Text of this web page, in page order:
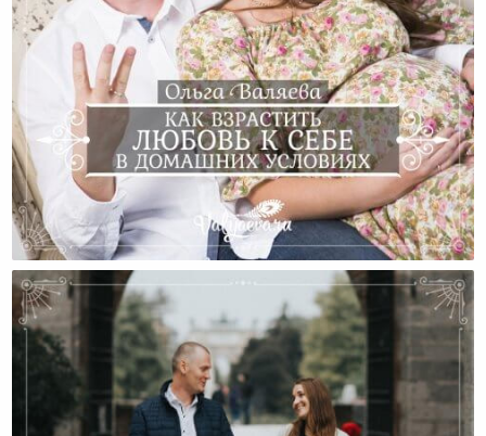
Как Взрастить Любовь К Себе В Домашних Условиях